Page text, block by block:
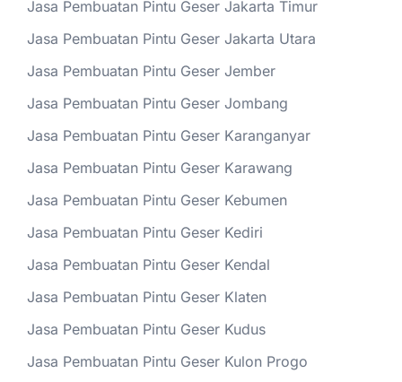
Jasa Pembuatan Pintu Geser Jakarta Timur
Jasa Pembuatan Pintu Geser Jakarta Utara
Jasa Pembuatan Pintu Geser Jember
Jasa Pembuatan Pintu Geser Jombang
Jasa Pembuatan Pintu Geser Karanganyar
Jasa Pembuatan Pintu Geser Karawang
Jasa Pembuatan Pintu Geser Kebumen
Jasa Pembuatan Pintu Geser Kediri
Jasa Pembuatan Pintu Geser Kendal
Jasa Pembuatan Pintu Geser Klaten
Jasa Pembuatan Pintu Geser Kudus
Jasa Pembuatan Pintu Geser Kulon Progo